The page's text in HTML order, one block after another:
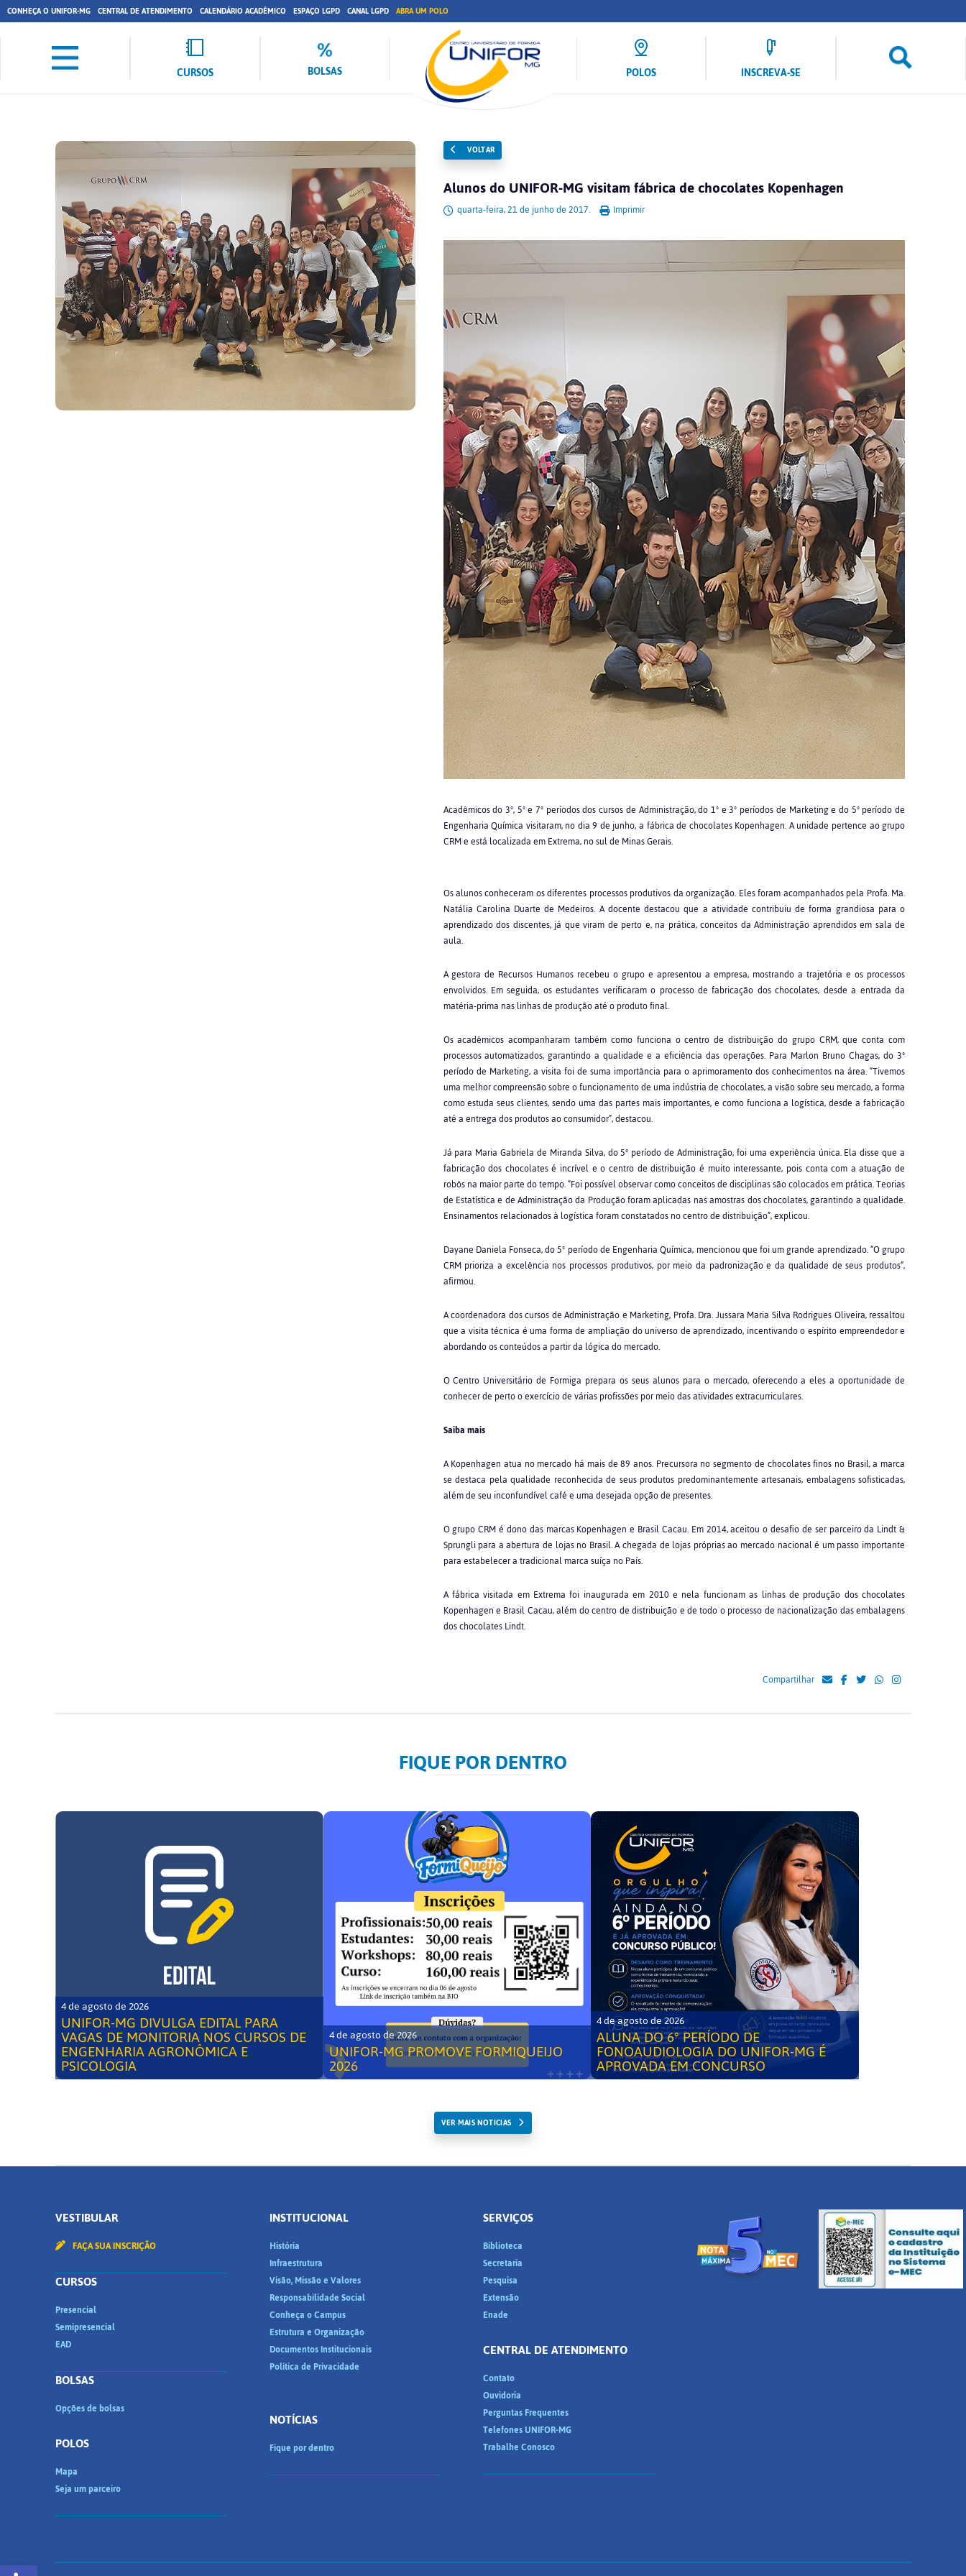
CONHEÇA O UNIFOR-MG CENTRAL DE ATENDIMENTO CALENDÁRIO ACADÊMICO ESPAÇO LGPD CANAL LGPD ABRA UM POLO
CURSOS BOLSAS POLOS INSCREVA-SE
VOLTAR
Alunos do UNIFOR-MG visitam fábrica de chocolates Kopenhagen
quarta-feira, 21 de junho de 2017. Imprimir
Acadêmicos do 3º, 5º e 7º períodos dos cursos de Administração, do 1º e 3º períodos de Marketing e do 5º período de
Engenharia Química visitaram, no dia 9 de junho, a fábrica de chocolates Kopenhagen. A unidade pertence ao grupo
CRM e está localizada em Extrema, no sul de Minas Gerais.
Os alunos conheceram os diferentes processos produtivos da organização. Eles foram acompanhados pela Profa. Ma.
Natália Carolina Duarte de Medeiros. A docente destacou que a atividade contribuiu de forma grandiosa para o
aprendizado dos discentes, já que viram de perto e, na prática, conceitos da Administração aprendidos em sala de
aula.
A gestora de Recursos Humanos recebeu o grupo e apresentou a empresa, mostrando a trajetória e os processos
envolvidos. Em seguida, os estudantes verificaram o processo de fabricação dos chocolates, desde a entrada da
matéria-prima nas linhas de produção até o produto final.
Os acadêmicos acompanharam também como funciona o centro de distribuição do grupo CRM, que conta com
processos automatizados, garantindo a qualidade e a eficiência das operações. Para Marlon Bruno Chagas, do 3º
período de Marketing, a visita foi de suma importância para o aprimoramento dos conhecimentos na área. “Tivemos
uma melhor compreensão sobre o funcionamento de uma indústria de chocolates, a visão sobre seu mercado, a forma
como estuda seus clientes, sendo uma das partes mais importantes, e como funciona a logística, desde a fabricação
até a entrega dos produtos ao consumidor”, destacou.
Já para Maria Gabriela de Miranda Silva, do 5º período de Administração, foi uma experiência única. Ela disse que a
fabricação dos chocolates é incrível e o centro de distribuição é muito interessante, pois conta com a atuação de
robôs na maior parte do tempo. “Foi possível observar como conceitos de disciplinas são colocados em prática. Teorias
de Estatística e de Administração da Produção foram aplicadas nas amostras dos chocolates, garantindo a qualidade.
Ensinamentos relacionados à logística foram constatados no centro de distribuição”, explicou.
Dayane Daniela Fonseca, do 5º período de Engenharia Química, mencionou que foi um grande aprendizado. “O grupo
CRM prioriza a excelência nos processos produtivos, por meio da padronização e da qualidade de seus produtos”,
afirmou.
A coordenadora dos cursos de Administração e Marketing, Profa. Dra. Jussara Maria Silva Rodrigues Oliveira, ressaltou
que a visita técnica é uma forma de ampliação do universo de aprendizado, incentivando o espírito empreendedor e
abordando os conteúdos a partir da lógica do mercado.
O Centro Universitário de Formiga prepara os seus alunos para o mercado, oferecendo a eles a oportunidade de
conhecer de perto o exercício de várias profissões por meio das atividades extracurriculares.
Saiba mais
A Kopenhagen atua no mercado há mais de 89 anos. Precursora no segmento de chocolates finos no Brasil, a marca
se destaca pela qualidade reconhecida de seus produtos predominantemente artesanais, embalagens sofisticadas,
além de seu inconfundível café e uma desejada opção de presentes.
O grupo CRM é dono das marcas Kopenhagen e Brasil Cacau. Em 2014, aceitou o desafio de ser parceiro da Lindt &
Sprungli para a abertura de lojas no Brasil. A chegada de lojas próprias ao mercado nacional é um passo importante
para estabelecer a tradicional marca suíça no País.
A fábrica visitada em Extrema foi inaugurada em 2010 e nela funcionam as linhas de produção dos chocolates
Kopenhagen e Brasil Cacau, além do centro de distribuição e de todo o processo de nacionalização das embalagens
dos chocolates Lindt.
Compartilhar
FIQUE POR DENTRO
4 de agosto de 2026
UNIFOR-MG DIVULGA EDITAL PARA
VAGAS DE MONITORIA NOS CURSOS DE
ENGENHARIA AGRONÔMICA E
PSICOLOGIA
4 de agosto de 2026
UNIFOR-MG PROMOVE FORMIQUEIJO
2026
4 de agosto de 2026
ALUNA DO 6° PERÍODO DE
FONOAUDIOLOGIA DO UNIFOR-MG É
APROVADA EM CONCURSO
VER MAIS NOTICIAS
VESTIBULAR
FAÇA SUA INSCRIÇÃO
CURSOS
Presencial
Semipresencial
EAD
BOLSAS
Opções de bolsas
POLOS
Mapa
Seja um parceiro
INSTITUCIONAL
História
Infraestrutura
Visão, Missão e Valores
Responsabilidade Social
Conheça o Campus
Estrutura e Organização
Documentos Institucionais
Política de Privacidade
NOTÍCIAS
Fique por dentro
SERVIÇOS
Biblioteca
Secretaria
Pesquisa
Extensão
Enade
CENTRAL DE ATENDIMENTO
Contato
Ouvidoria
Perguntas Frequentes
Telefones UNIFOR-MG
Trabalhe Conosco